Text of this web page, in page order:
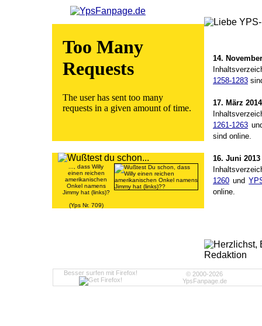
..., dass Willy
einen reichen
amerikanischen
Onkel namens
Jimmy hat (links)?
(Yps Nr. 709)
14.
1258-1283
17. März 2014
1261-1263
sind online.
16. Juni 2013
1260 und
online.
Besser surfen mit Firefox!
© 2000-2026
YpsFanpage.de